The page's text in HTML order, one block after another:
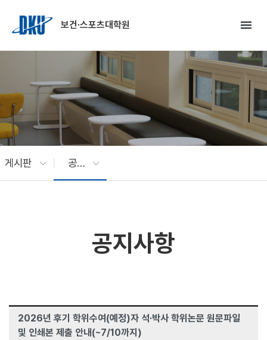
보건·스포츠대학원
menu
게시판 공지사항
공지사항
2026년 후기 학위수여(예정)자 석·박사 학위논문 원문파일
및 인쇄본 제출 안내(~7/10까지)